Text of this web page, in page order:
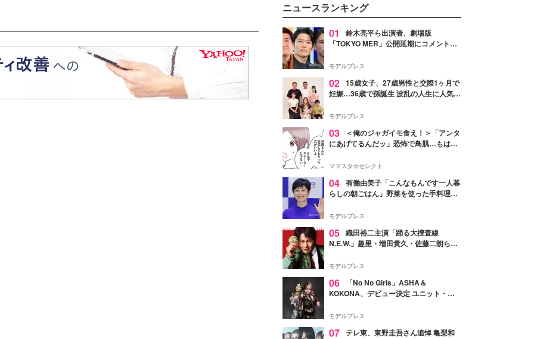
性を秘めた、革新的な「Water
Capturing Skin（ウォーターキャ
プチャリングスキン：捕水肌）」
技術を、花王が構築した。
ニュースランキング
01
鈴木亮平ら出演者、劇場版
「TOKYO MER」公開延期にコメント
最大の敬意とエールを」
モデルプレス
02 15歳女子、27歳男性と交際1ヶ月で
妊娠…36歳で孫誕生 波乱の人生に人気タ
よ！」
モデルプレス
03
＜俺のジャガイモ食え！＞「アンタ
にあげてるんだッ」恐怖で鳥肌…もはや
ママスタ☆セレクト
04 有働由美子「こんなもんです一人暮
らしの朝ごはん」野菜を使った手料理公
そう」と反響
モデルプレス
05 織田裕二主演「踊る大捜査線
N.E.W.」趣里・増田貴久・佐藤二朗ら新
徴する“謎のキーワード”も
モデルプレス
06
「No No Girls」ASHA＆
KOKONA、デビュー決定 ユニット・
リリースへ
モデルプレス
07 テレ東、東野圭吾さん追悼 亀梨和